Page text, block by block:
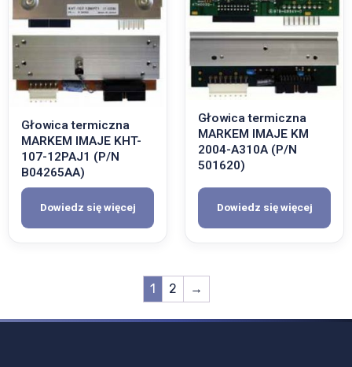
Głowica termiczna
MARKEM IMAJE KHT-
107-12PAJ1 (P/N
B04265AA)
Dowiedz się więcej
Głowica termiczna
MARKEM IMAJE KM
2004-A310A (P/N
501620)
Dowiedz się więcej
1 2 →